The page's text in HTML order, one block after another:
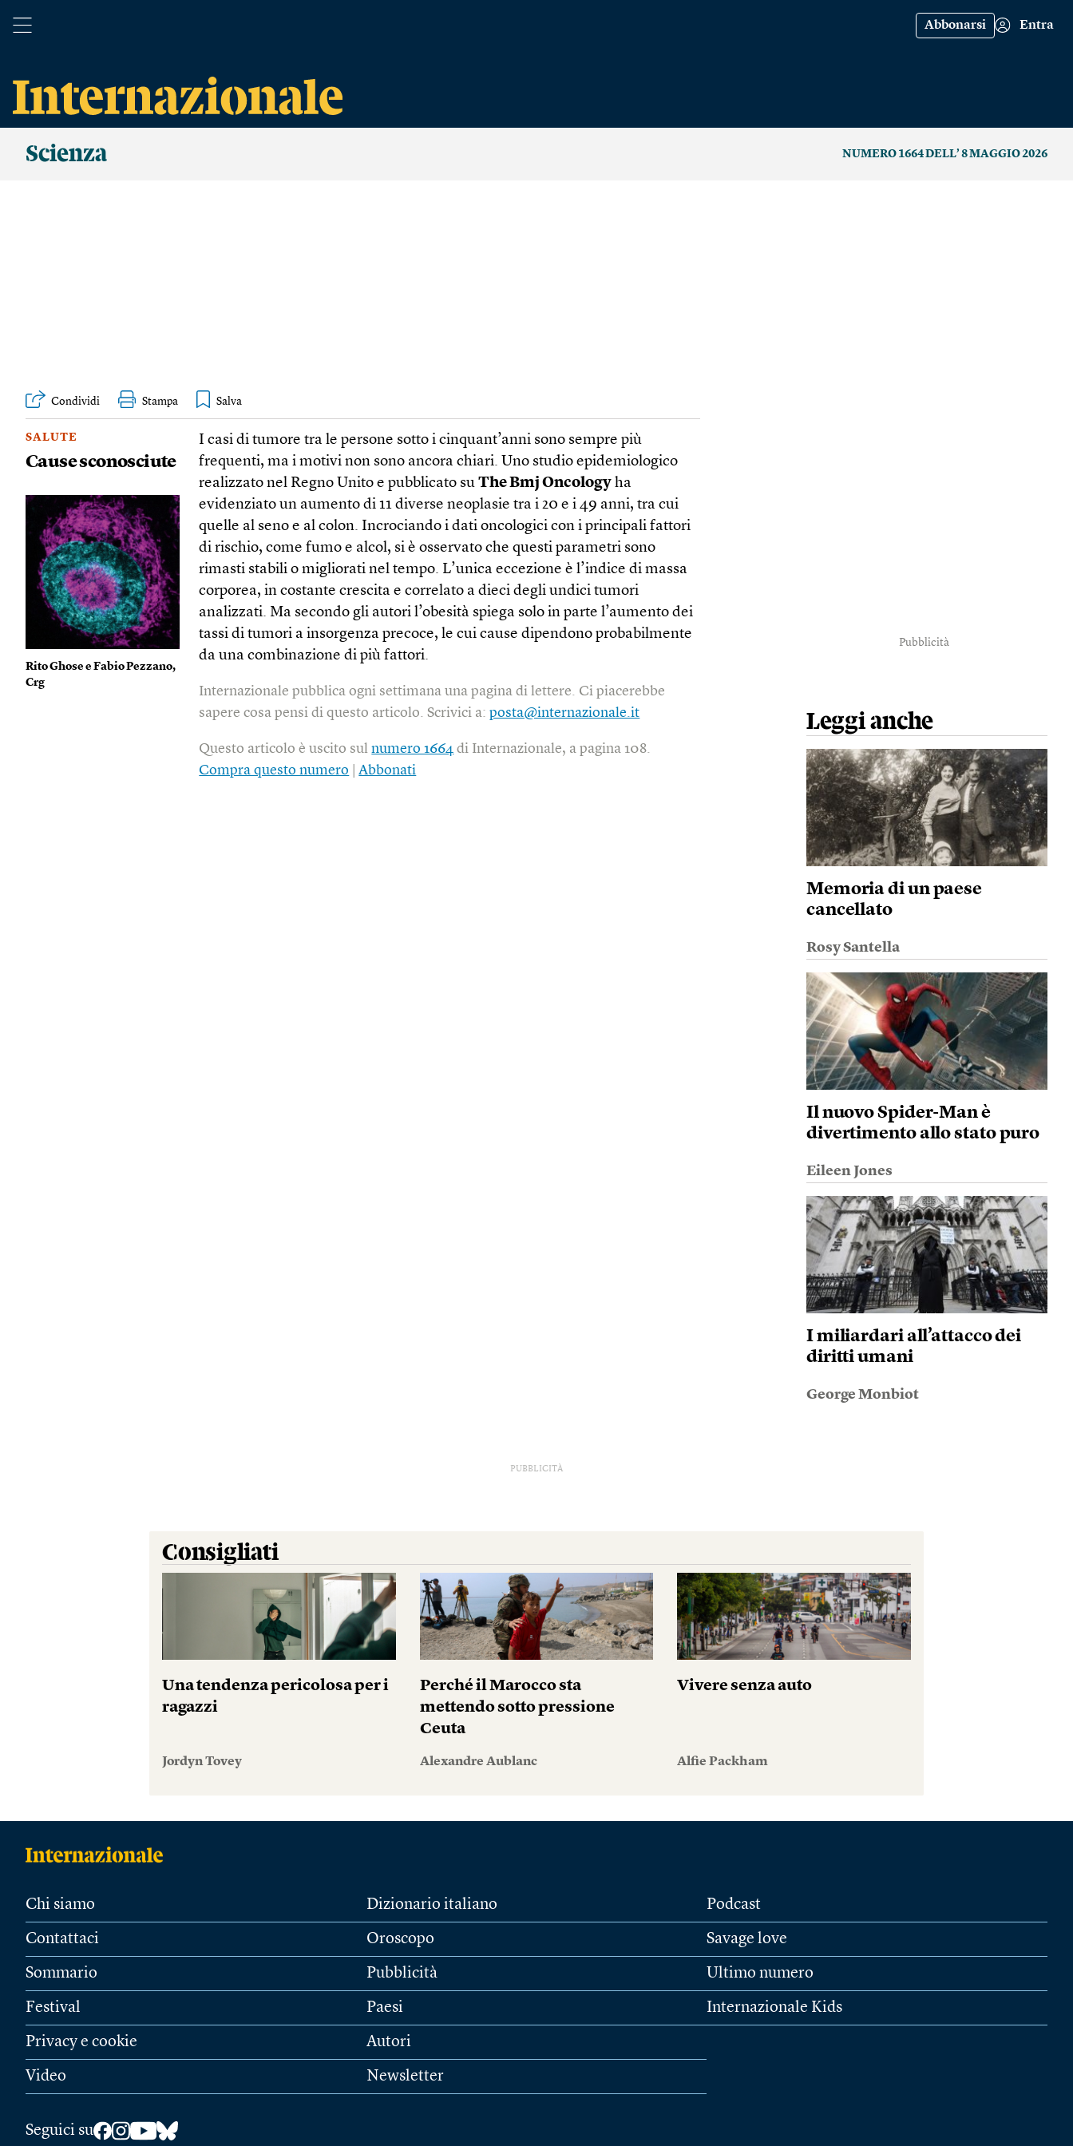
Abbonarsi Entra
Scienza NUMERO 1664 DELL’ 8 MAGGIO 2026
Condividi Stampa
SALUTE
Cause sconosciute
Rito Ghose e Fabio Pezzano,
Crg
I casi di tumore tra le persone sotto i cinquant’anni sono sempre più
frequenti, ma i motivi non sono ancora chiari. Uno studio epidemiologico
realizzato nel Regno Unito e pubblicato suThe Bmj Oncology ha
evidenziato un aumento di 11 diverse neoplasie tra i 20 e i 49 anni, tra cui
quelle al seno e al colon. Incrociando i dati oncologici con i principali fattori
di rischio, come fumo e alcol, si è osservato che questi parametri sono
rimasti stabili o migliorati nel tempo. L’unica eccezione è l’indice di massa
corporea, in costante crescita e correlato a dieci degli undici tumori
analizzati. Ma secondo gli autori l’obesità spiega solo in parte l’aumento dei
tassi di tumori a insorgenza precoce, le cui cause dipendono probabilmente
da una combinazione di più fattori.
Internazionale pubblica ogni settimana una pagina di lettere. Ci piacerebbe
sapere cosa pensi di questo articolo. Scrivici a:posta@internazionale.it
Questo articolo è uscito sulnumero 1664 di Internazionale, a pagina 108.
Compra questo numero |Abbonati
Pubblicità
Leggi anche
Memoria di un paese
cancellato
Rosy Santella
Il nuovo Spider-Man è
divertimento allo stato puro
Eileen Jones
I miliardari all’attacco dei
diritti umani
George Monbiot
PUBBLICITÀ
Consigliati
Una tendenza pericolosa per i
ragazzi
Jordyn Tovey
Perché il Marocco sta
mettendo sotto pressione
Ceuta
Alexandre Aublanc
Vivere senza auto
Alfie Packham
Chi siamo
Contattaci
Sommario
Festival
Privacy e cookie
Video
Dizionario italiano
Oroscopo
Pubblicità
Paesi
Autori
Newsletter
Podcast
Savage love
Ultimo numero
Internazionale Kids
Seguici su